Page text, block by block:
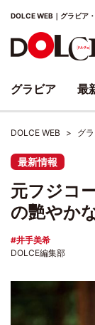
DOLCE WEB｜グラビア
DOLCE WEB グ
最新情報
元フジコ
の艷やか
井手美希
DOLCE編集部
グラビア 最